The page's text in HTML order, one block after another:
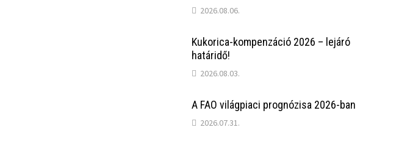
2026.08.06.
Kukorica-kompenzáció 2026 – lejáró
határidő!
2026.08.03.
A FAO világpiaci prognózisa 2026-ban
2026.07.31.